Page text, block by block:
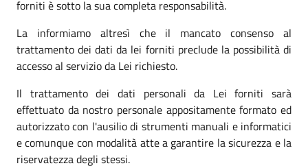
forniti è sotto la sua completa responsabilità.
La informiamo altresì che il mancato consenso al
trattamento dei dati da lei forniti preclude la possibilità di
accesso al servizio da Lei richiesto.
Il trattamento dei dati personali da Lei forniti sarà
effettuato da nostro personale appositamente formato ed
autorizzato con l'ausilio di strumenti manuali e informatici
e comunque con modalità atte a garantire la sicurezza e la
riservatezza degli stessi.